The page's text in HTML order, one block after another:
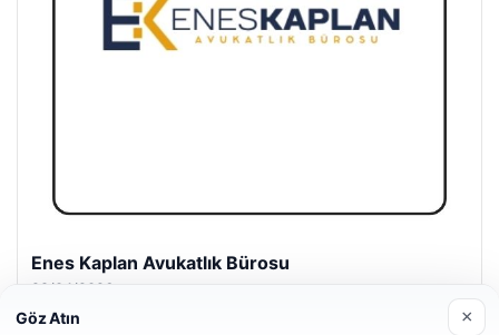
Enes Kaplan Avukatlık Bürosu
28/04/2026
Göz Atın ×